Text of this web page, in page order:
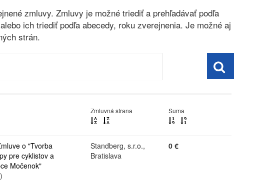
zmluvy. Zmluvy je možné triediť a prehľadávať podľa
ich triediť podľa abecedy, roku zverejnenia. Je možné aj
strán.
Zmluvná strana Suma
o "Tvorba
pre cyklistov a
Močenok"
Standberg, s.r.o.,
Bratislava
0 €